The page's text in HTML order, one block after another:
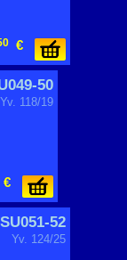
€
50
Yv. 118/19
€
52
Yv. 124/25